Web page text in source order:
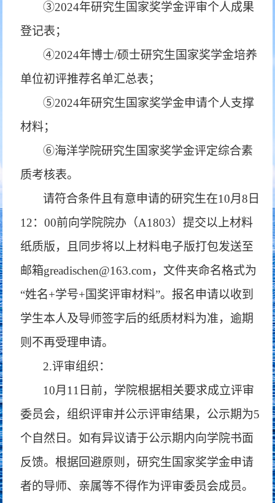
③2024年研究生国家奖学金评审个人成果
登记表；
④2024年博士/硕士研究生国家奖学金培养
单位初评推荐名单汇总表；
⑤2024年研究生国家奖学金申请个人支撑
材料；
⑥海洋学院研究生国家奖学金评定综合素
质考核表。
请符合条件且有意申请的研究生在10月8日
12：00前向学院院办（A1803）提交以上材料
纸质版，且同步将以上材料电子版打包发送至
邮箱greadischen@163.com，文件夹命名格式为
“姓名+学号+国奖评审材料”。报名申请以收到
学生本人及导师签字后的纸质材料为准，逾期
则不再受理申请。
2.评审组织：
10月11日前，学院根据相关要求成立评审
委员会，组织评审并公示评审结果，公示期为5
个自然日。如有异议请于公示期内向学院书面
反馈。根据回避原则，研究生国家奖学金申请
者的导师、亲属等不得作为评审委员会成员。